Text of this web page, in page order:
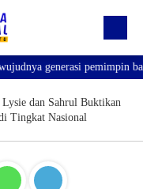
generasi pemimpin
dan Sahrul Buktikan
Tingkat Nasional